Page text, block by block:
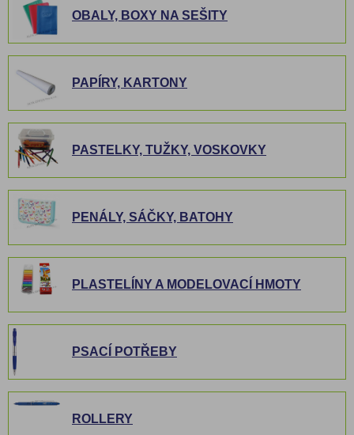
OBALY, BOXY NA SEŠITY
PAPÍRY, KARTONY
PASTELKY, TUŽKY, VOSKOVKY
PENÁLY, SÁČKY, BATOHY
PLASTELÍNY A MODELOVACÍ HMOTY
PSACÍ POTŘEBY
ROLLERY